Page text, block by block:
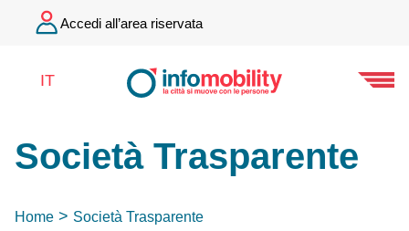
Accedi all’area riservata
IT
Società Trasparente
Home Società Trasparente